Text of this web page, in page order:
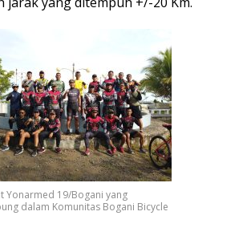
Yonarmed 19/Bogani yang
dalam Komunitas Bogani Bicycle